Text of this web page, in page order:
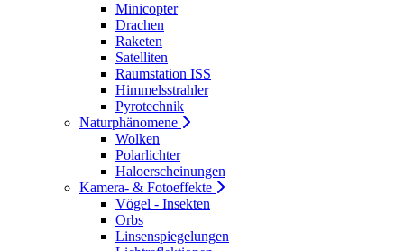
Minicopter
Drachen
Raketen
Satelliten
Raumstation ISS
Himmelsstrahler
Pyrotechnik
Naturphänomene
Wolken
Polarlichter
Haloerscheinungen
Kamera- & Fotoeffekte
Vögel - Insekten
Orbs
Linsenspiegelungen